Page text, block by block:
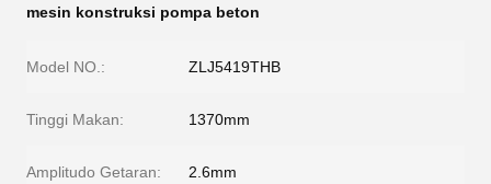
mesin konstruksi pompa beton
Model NO.: ZLJ5419THB
Tinggi Makan: 1370mm
Amplitudo Getaran: 2.6mm